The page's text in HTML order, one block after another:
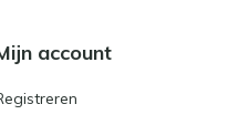
account